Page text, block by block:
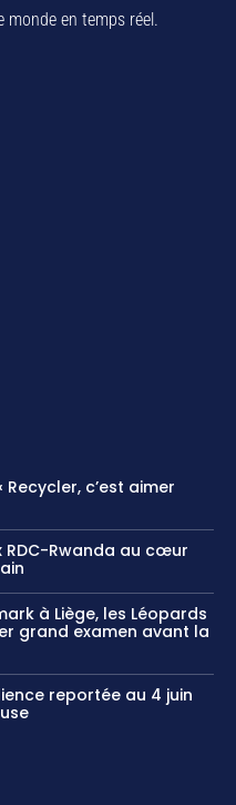
monde en temps réel.
c’est aimer
RDC-Rwanda au cœur
à Liège, les Léopards
grand examen avant la
reportée au 4 juin